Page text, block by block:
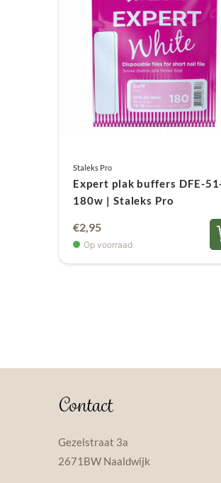
Staleks Pro
Expert plak buffers DFE-
180w | Staleks Pro
€2,95
Op voorraad
Contact
Gezelstraat 3a
2671BW Naaldwijk